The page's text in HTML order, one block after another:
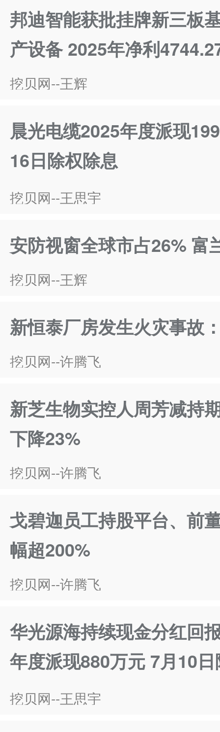
邦迪智能获批挂牌新三板
产设备 2025年净利
挖贝网--王辉
晨光电缆2025年度派现
16日除权除息
挖贝网--王思宇
安防视窗全球市占26% 富
挖贝网--王辉
新恒泰厂房发生火灾事故
挖贝网--许腾飞
新芝生物实控人周芳减持
下降23%
挖贝网--许腾飞
戈碧迦员工持股平台、前
幅超200%
挖贝网--许腾飞
华光源海持续现金分红回
年度派现880万元 7月10
挖贝网--王思宇